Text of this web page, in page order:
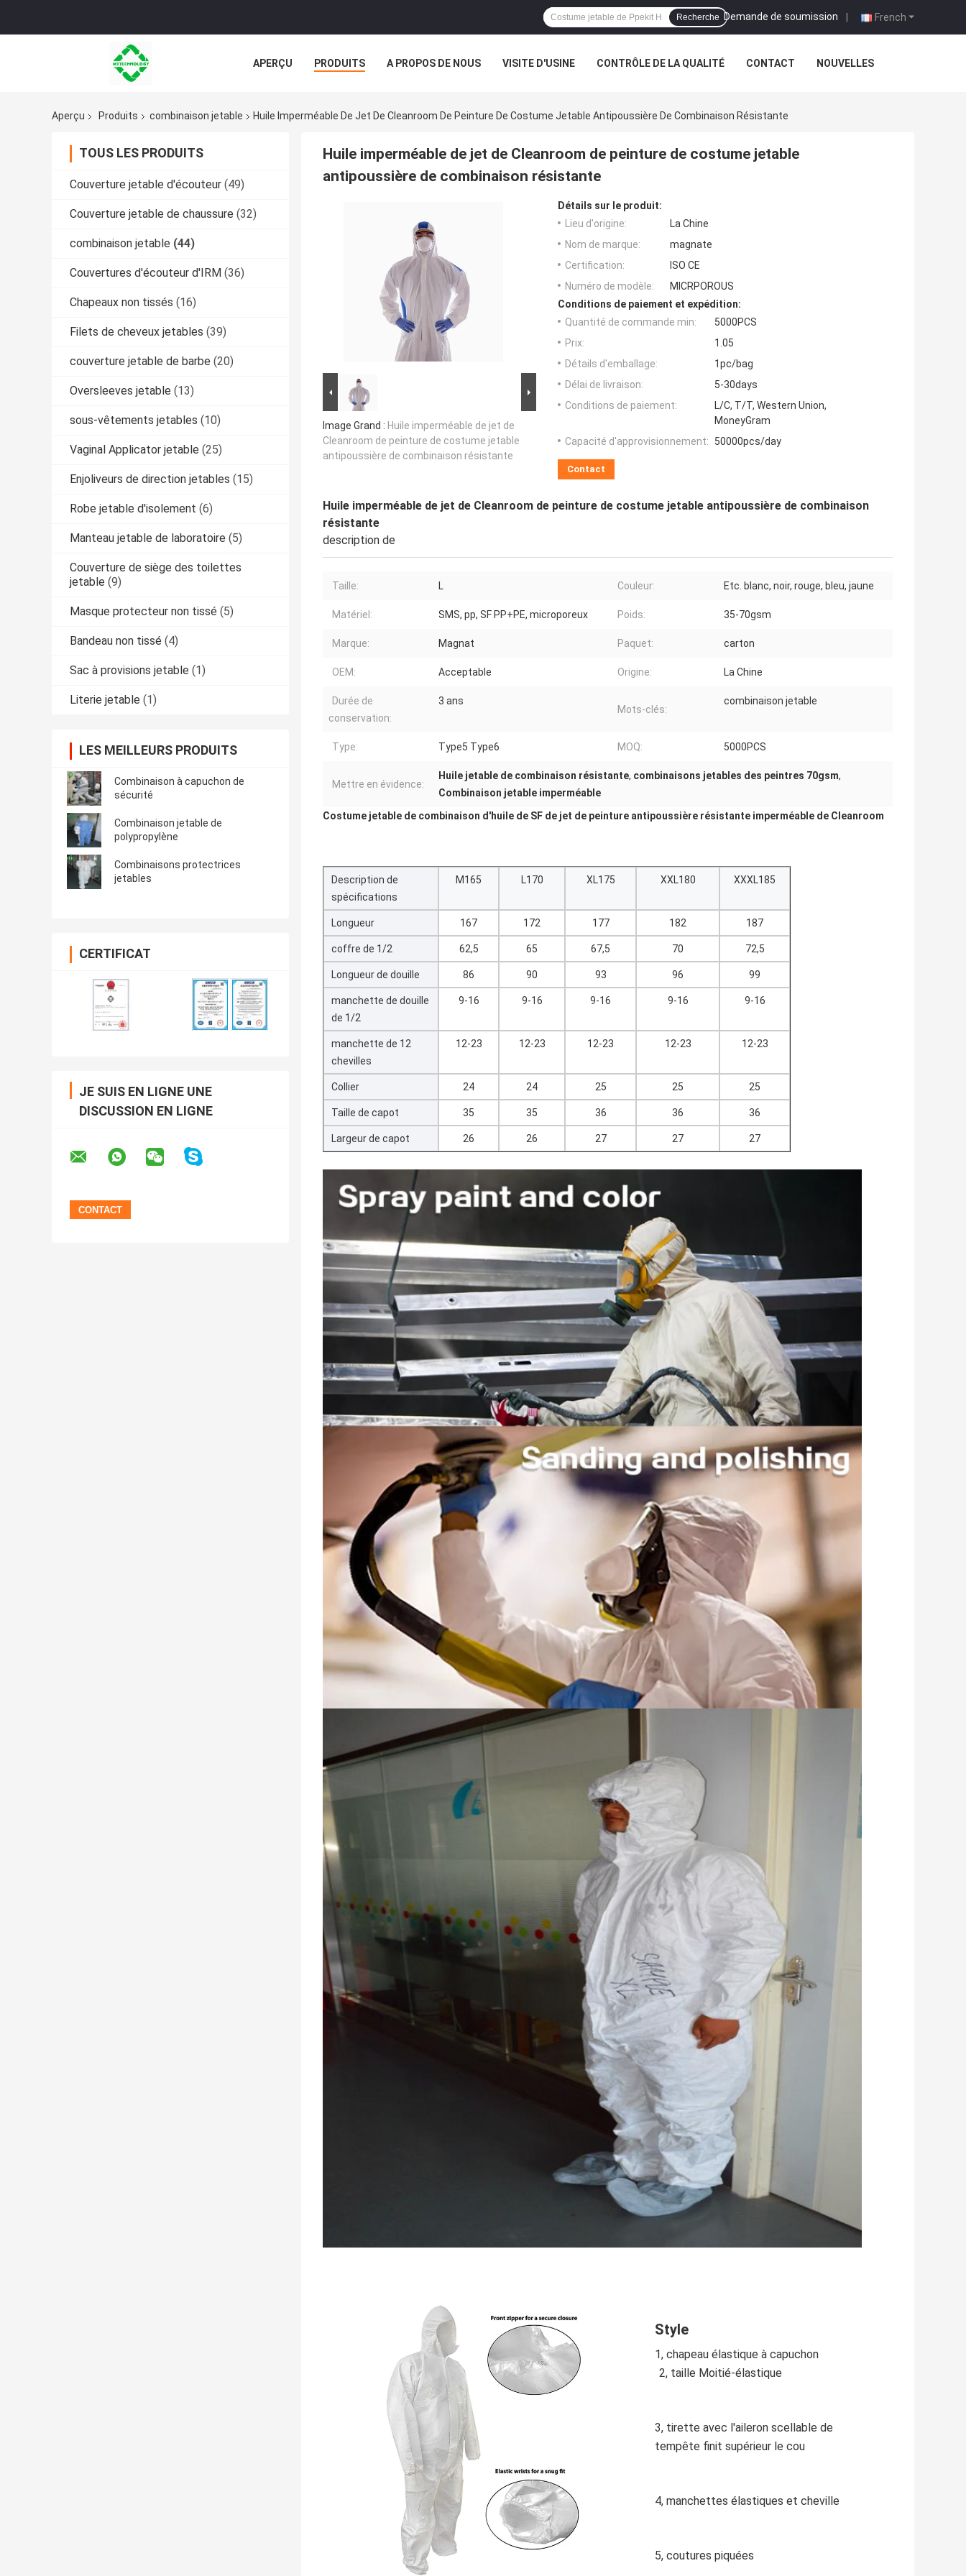
French
Demande de soumission |
Recherche
APERÇU PRODUITS A PROPOS DE NOUS VISITE D'USINE CONTRÔLE DE LA QUALITÉ CONTACT NOUVELLES
Aperçu
Produits combinaison jetable Huile Imperméable De Jet De Cleanroom De Peinture De Costume Jetable Antipoussière De Combinaison Résistante
TOUS LES PRODUITS
Couverture jetable d'écouteur (49)
Couverture jetable de chaussure (32)
combinaison jetable (44)
Couvertures d'écouteur d'IRM (36)
Chapeaux non tissés (16)
Filets de cheveux jetables (39)
couverture jetable de barbe (20)
Oversleeves jetable (13)
sous-vêtements jetables (10)
Vaginal Applicator jetable (25)
Enjoliveurs de direction jetables (15)
Robe jetable d'isolement (6)
Manteau jetable de laboratoire (5)
Couverture de siège des toilettes
jetable (9)
Masque protecteur non tissé (5)
Bandeau non tissé (4)
Sac à provisions jetable (1)
Literie jetable (1)
LES MEILLEURS PRODUITS
Combinaison à capuchon de
sécurité
Combinaison jetable de
polypropylène
Combinaisons protectrices
jetables
CERTIFICAT
JE SUIS EN LIGNE UNE
DISCUSSION EN LIGNE
Huile imperméable de jet de Cleanroom de peinture de costume jetable
antipoussière de combinaison résistante
Image Grand : Huile imperméable de jet de
Cleanroom de peinture de costume jetable
antipoussière de combinaison résistante
Détails sur le produit:
Lieu d'origine:
La Chine
Nom de marque:
magnate
Certification:
ISO CE
Numéro de modèle:
MICRPOROUS
Conditions de paiement et expédition:
Quantité de commande min:
5000PCS
Prix:
1.05
Détails d'emballage:
1pc/bag
Délai de livraison:
5-30days
Conditions de paiement:
L/C, T/T, Western Union,
MoneyGram
Capacité d'approvisionnement:
50000pcs/day
Contact
Huile imperméable de jet de Cleanroom de peinture de costume jetable antipoussière de combinaison
résistante
description de
Taille: L Couleur: Etc. blanc, noir, rouge, bleu, jaune
Matériel: SMS, pp, SF PP+PE, microporeux Poids: 35-70gsm
Marque: Magnat Paquet: carton
OEM: Acceptable Origine: La Chine
Durée de
conservation:
3 ans
Mots-clés:
combinaison jetable
Type: Type5 Type6 MOQ: 5000PCS
Mettre en évidence:
Huile jetable de combinaison résistante, combinaisons jetables des peintres 70gsm,
Combinaison jetable imperméable
Costume jetable de combinaison d'huile de SF de jet de peinture antipoussière résistante imperméable de Cleanroom
Description de
spécifications
M165 L170 XL175 XXL180 XXXL185
Longueur 167 172 177 182 187
coffre de 1/2 62,5 65 67,5 70 72,5
Longueur de douille 86 90 93 96 99
manchette de douille
de 1/2
9-16 9-16 9-16 9-16 9-16
manchette de 12
chevilles
12-23 12-23 12-23 12-23 12-23
Collier 24 24 25 25 25
Taille de capot 35 35 36 36 36
Largeur de capot 26 26 27 27 27
Style
1, chapeau élastique à capuchon
2, taille Moitié-élastique
3, tirette avec l'aileron scellable de
tempête finit supérieur le cou
4, manchettes élastiques et cheville
5, coutures piquées